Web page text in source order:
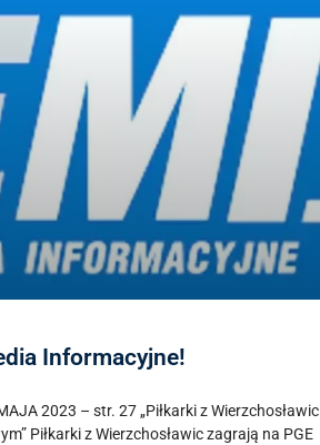
Informacyjne!
2023 – str. 27 „Piłkarki z Wierzchosławic
Piłkarki z Wierzchosławic zagrają na PGE